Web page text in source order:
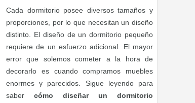
Cada dormitorio posee diversos tamaños y
proporciones, por lo que necesitan un diseño
distinto. El diseño de un dormitorio pequeño
requiere de un esfuerzo adicional. El mayor
error que solemos cometer a la hora de
decorarlo es cuando compramos muebles
enormes y parecidos. Sigue leyendo para
saber cómo diseñar un dormitorio